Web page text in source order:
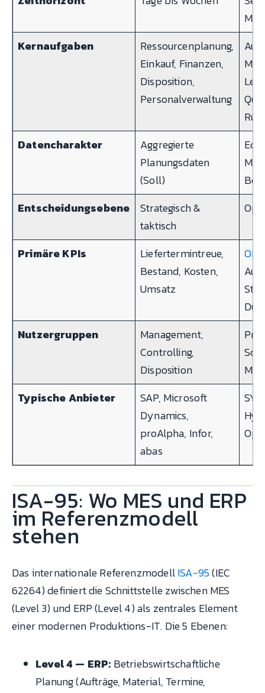
Kernaufgaben
Ressourcenplanung,
Einkauf, Finanzen,
Disposition,
Personalverwaltung
Datencharakter
Aggregierte
Planungsdaten
(Soll)
Entscheidungsebene
Strategisch &
taktisch
Primäre KPIs
Liefertermintreue,
Bestand, Kosten,
Umsatz
OEE
Nutzergruppen
Management,
Controlling,
Disposition
Typische Anbieter
SAP, Microsoft
Dynamics,
proAlpha, Infor,
abas
ISA-95: Wo MES und ERP
im Referenzmodell
stehen
Das internationale ReferenzmodellISA-95(IEC
62264) definiert die Schnittstelle zwischen MES
(Level 3) und ERP (Level 4) als zentrales Element
einer modernen Produktions-IT. Die 5 Ebenen:
Level 4 — ERP: Betriebswirtschaftliche
Planung (Aufträge, Material, Termine,